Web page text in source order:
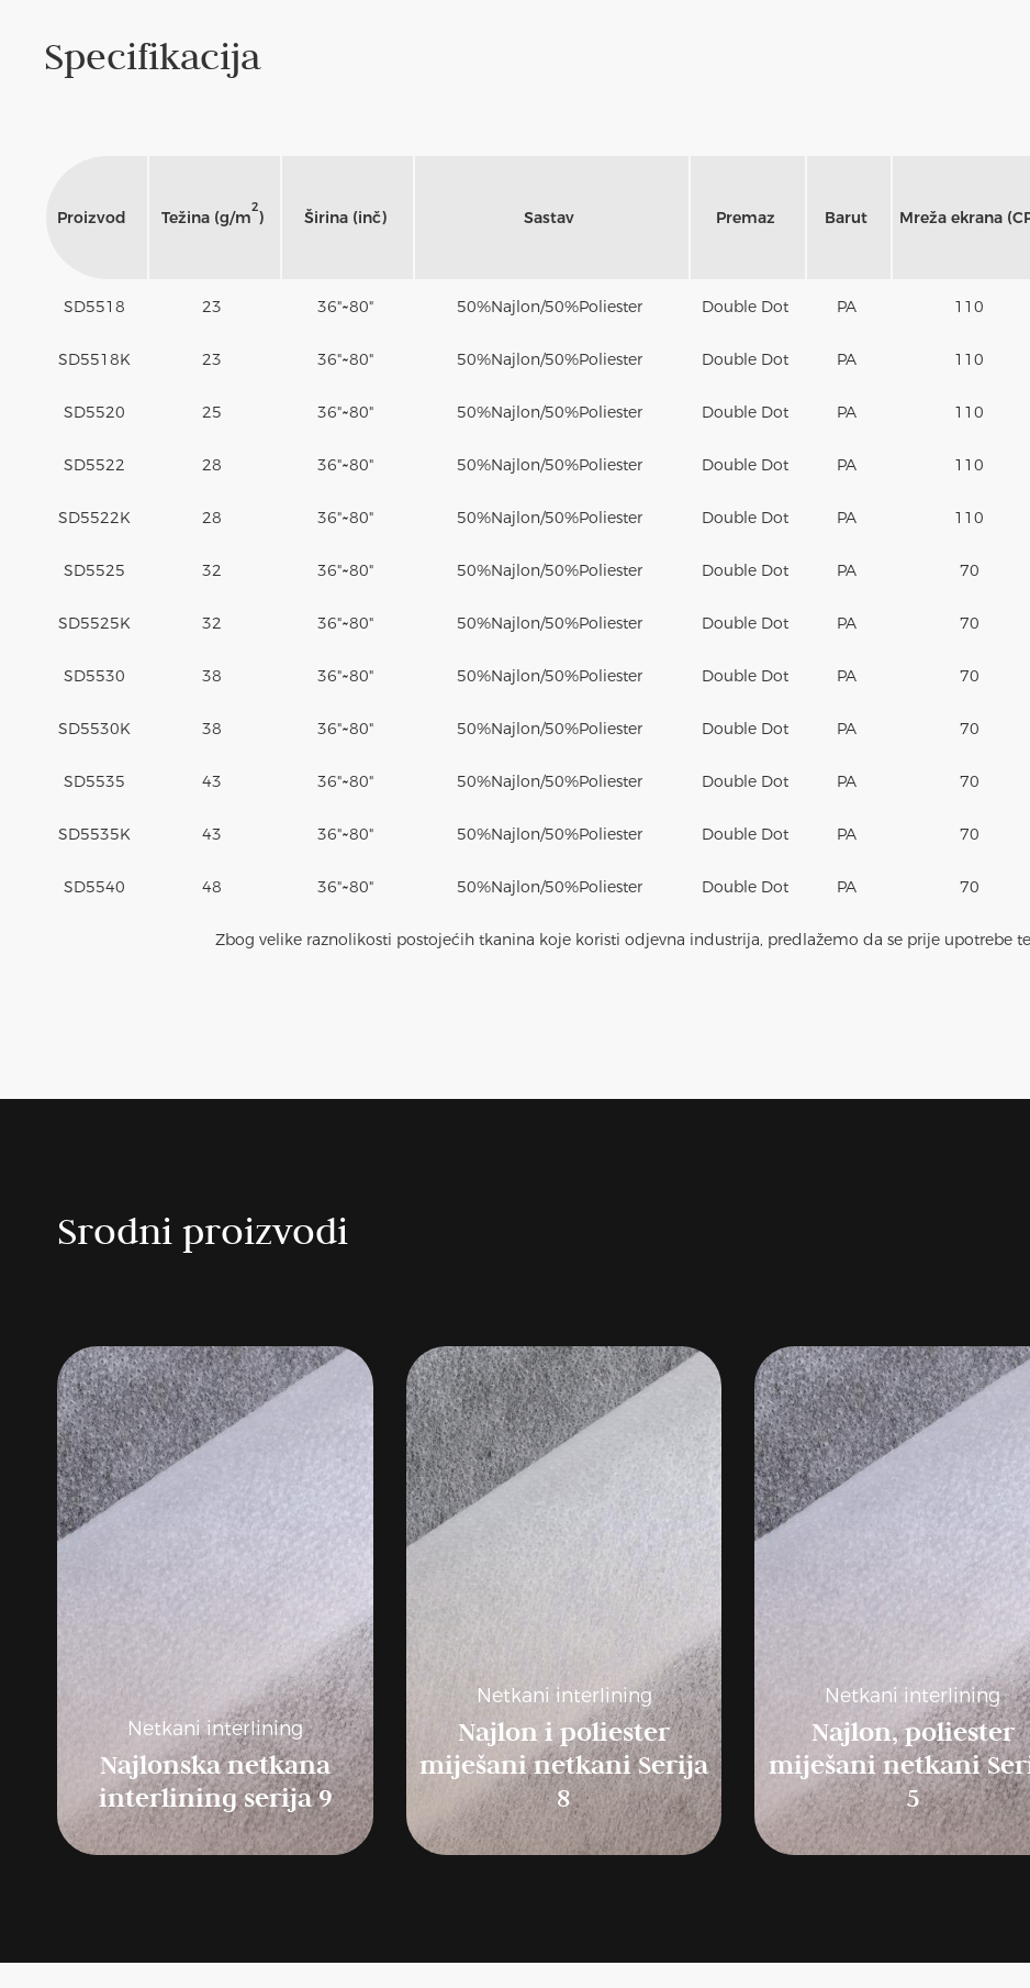
Specifikacija
Proizvod Težina (g/m2) Širina (inč) Sastav Premaz Barut Mreža ekrana
SD5518 23 36"~80" 50%Najlon/50%Poliester Double Dot PA 110
SD5518K 23 36"~80" 50%Najlon/50%Poliester Double Dot PA 110
SD5520 25 36"~80" 50%Najlon/50%Poliester Double Dot PA 110
SD5522 28 36"~80" 50%Najlon/50%Poliester Double Dot PA 110
SD5522K 28 36"~80" 50%Najlon/50%Poliester Double Dot PA 110
SD5525 32 36"~80" 50%Najlon/50%Poliester Double Dot PA 70
SD5525K 32 36"~80" 50%Najlon/50%Poliester Double Dot PA 70
SD5530 38 36"~80" 50%Najlon/50%Poliester Double Dot PA 70
SD5530K 38 36"~80" 50%Najlon/50%Poliester Double Dot PA 70
SD5535 43 36"~80" 50%Najlon/50%Poliester Double Dot PA 70
SD5535K 43 36"~80" 50%Najlon/50%Poliester Double Dot PA 70
SD5540 48 36"~80" 50%Najlon/50%Poliester Double Dot PA 70
Zbog velike raznolikosti postojećih tkanina koje koristi odjevna industrija, predlažemo da se prije upotrebe
Srodni proizvodi
Netkani interlining
Najlonska netkana
interlining serija 9
Netkani interlining
Najlon i poliester
miješani netkani Serija
8
Netkani interlining
Najlon, poliester
miješani netkani
5